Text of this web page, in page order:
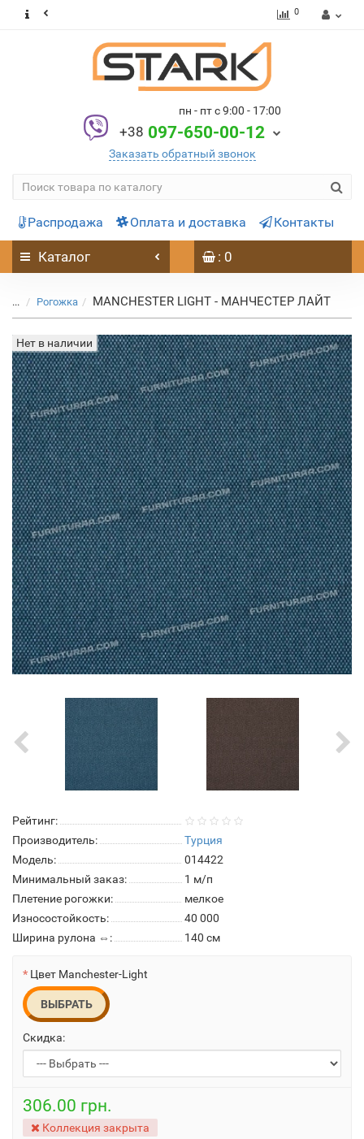
0
пн - пт с 9:00 - 17:00
+38 097-650-00-12
Заказать обратный звонок
Распродажа Оплата и доставка Контакты
Каталог : 0
... Рогожка MANCHESTER LIGHT - МАНЧЕСТЕР ЛАЙТ
Нет в наличии
Рейтинг:
Производитель:
Турция
Модель:
014422
Минимальный заказ:
1 м/п
Плетение рогожки:
мелкое
Износостойкость:
40 000
Ширина рулона ⇔:
140 см
Цвет Manchester-Light
ВЫБРАТЬ
Скидка:
306.00 грн.
Коллекция закрыта